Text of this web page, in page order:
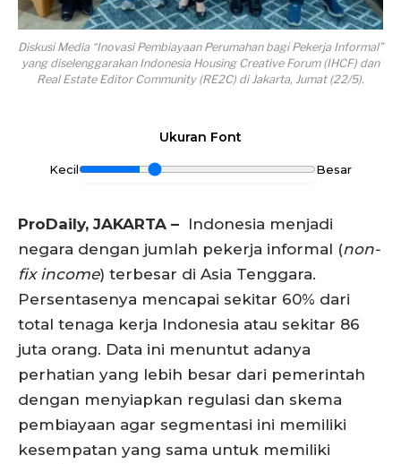
Diskusi Media “Inovasi Pembiayaan Perumahan bagi Pekerja Informal”
yang diselenggarakan Indonesia Housing Creative Forum (IHCF) dan
Real Estate Editor Community (RE2C) di Jakarta, Jumat (22/5).
Ukuran Font
Kecil Besar
ProDaily, JAKARTA – Indonesia menjadi
negara dengan jumlah pekerja informal (non-
fix income) terbesar di Asia Tenggara.
Persentasenya mencapai sekitar 60% dari
total tenaga kerja Indonesia atau sekitar 86
juta orang. Data ini menuntut adanya
perhatian yang lebih besar dari pemerintah
dengan menyiapkan regulasi dan skema
pembiayaan agar segmentasi ini memiliki
kesempatan yang sama untuk memiliki